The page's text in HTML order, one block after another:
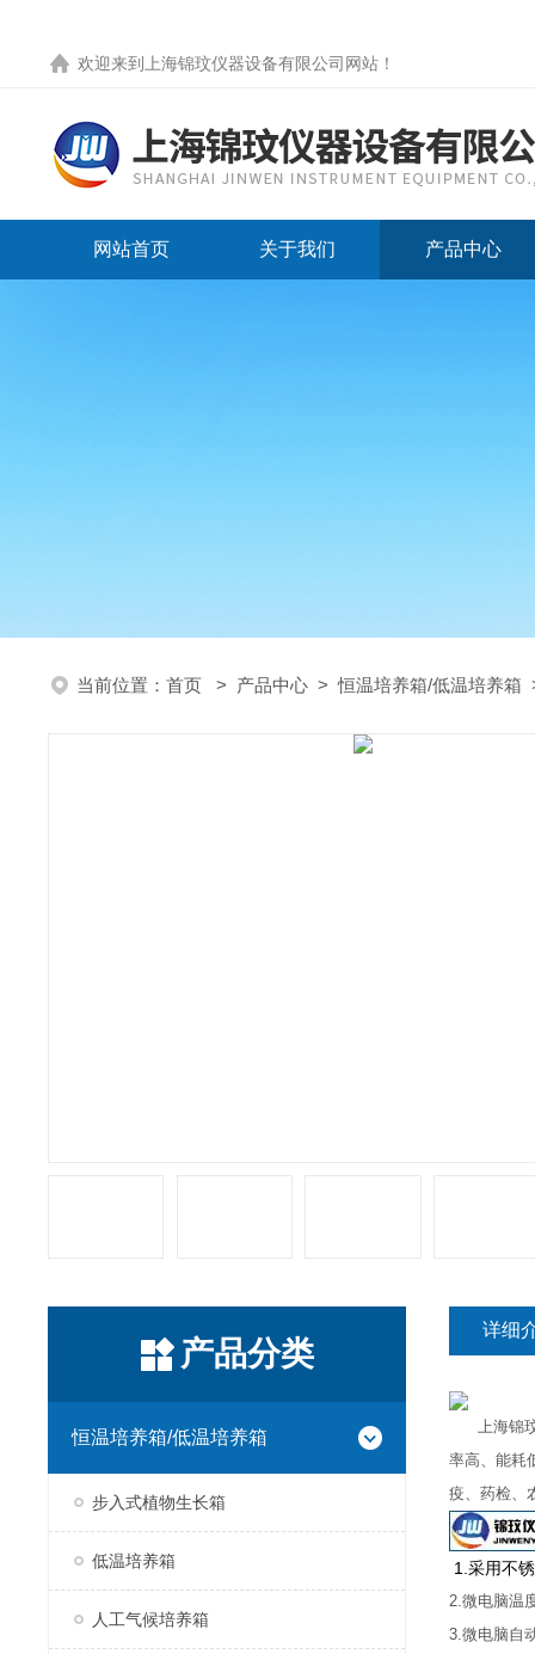
欢迎来到 上海锦玟仪器设备有限公司网站 ！
网站首页 关于我们 产品中心
当前位置： 首页 > 产品中心 >恒温培养箱/低温培养箱
产品分类
恒温培养箱/低温培养箱
步入式植物生长箱
低温培养箱
人工气候培养箱
详细
上海锦玟
率高、能耗
疫、药检、
1.采用不
2.微电脑温
3.微电脑自